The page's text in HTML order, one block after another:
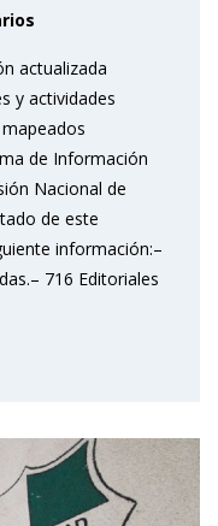
actualizada
y actividades
de Información
Nacional de
de este
información:–
716 Editoriales